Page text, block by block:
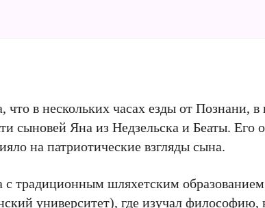
что в нескольких часах езды от Познани,
сыновей Яна из Недзельска и Беаты. Его
на патриотические взгляды сына.
традиционным шляхетским
университет), где изучал философию,